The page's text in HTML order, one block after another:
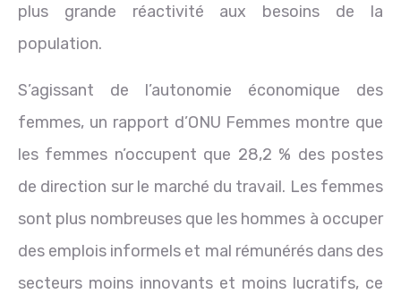
plus grande réactivité aux besoins de la
population.
S’agissant de l’autonomie économique des
femmes, un rapport d’ONU Femmes montre que
les femmes n’occupent que 28,2 % des postes
de direction sur le marché du travail. Les femmes
sont plus nombreuses que les hommes à occuper
des emplois informels et mal rémunérés dans des
secteurs moins innovants et moins lucratifs, ce